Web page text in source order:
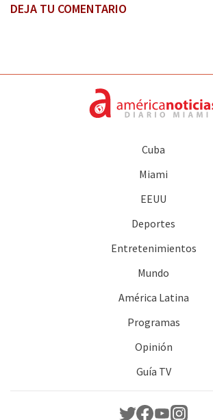
DEJA TU COMENTARIO
Cuba
Miami
EEUU
Deportes
Entretenimientos
Mundo
América Latina
Programas
Opinión
Guía TV